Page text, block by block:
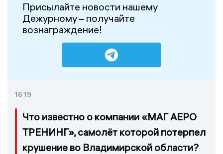
Присылайте новости нашему
Дежурному – получайте
вознаграждение!
16:19
Что известно о компании «МАГ АЕРО
ТРЕНИНГ», самолёт которой потерпел
крушение во Владимирской области?